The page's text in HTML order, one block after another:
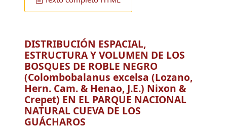
DISTRIBUCIÓN ESPACIAL,
ESTRUCTURA Y VOLUMEN DE LOS
BOSQUES DE ROBLE NEGRO
(Colombobalanus excelsa (Lozano,
Hern. Cam. & Henao, J.E.) Nixon &
Crepet) EN EL PARQUE NACIONAL
NATURAL CUEVA DE LOS
GUÁCHAROS